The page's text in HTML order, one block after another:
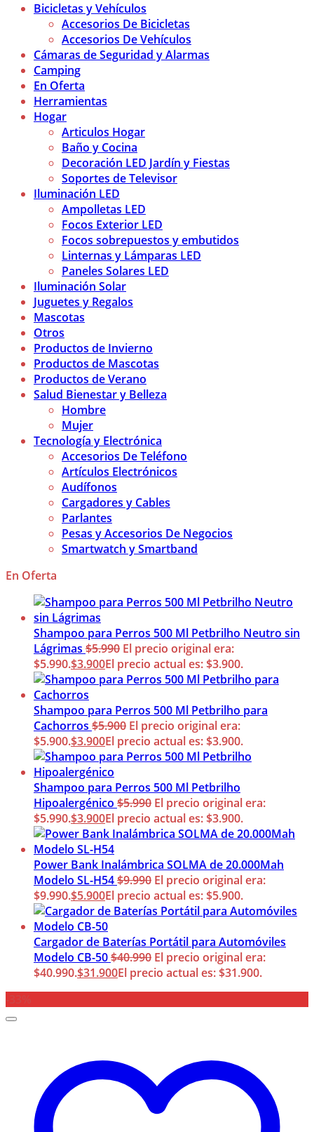
Bicicletas y Vehículos
Accesorios De Bicicletas
Accesorios De Vehículos
Cámaras de Seguridad y Alarmas
Camping
En Oferta
Herramientas
Hogar
Articulos Hogar
Baño y Cocina
Decoración LED Jardín y Fiestas
Soportes de Televisor
Iluminación LED
Ampolletas LED
Focos Exterior LED
Focos sobrepuestos y embutidos
Linternas y Lámparas LED
Paneles Solares LED
Iluminación Solar
Juguetes y Regalos
Mascotas
Otros
Productos de Invierno
Productos de Mascotas
Productos de Verano
Salud Bienestar y Belleza
Hombre
Mujer
Tecnología y Electrónica
Accesorios De Teléfono
Artículos Electrónicos
Audífonos
Cargadores y Cables
Parlantes
Pesas y Accesorios De Negocios
Smartwatch y Smartband
En Oferta
Shampoo para Perros 500 Ml Petbrilho Neutro sin
Lágrimas $5.990 El precio original era:
$5.990.$3.900El precio actual es: $3.900.
Shampoo para Perros 500 Ml Petbrilho para
Cachorros $5.900 El precio original era:
$5.900.$3.900El precio actual es: $3.900.
Shampoo para Perros 500 Ml Petbrilho
Hipoalergénico $5.990 El precio original era:
$5.990.$3.900El precio actual es: $3.900.
Power Bank Inalámbrica SOLMA de 20.000Mah
Modelo SL-H54$9.990 El precio original era:
$9.990.$5.900El precio actual es: $5.900.
Cargador de Baterías Portátil para Automóviles
Modelo CB-50$40.990 El precio original era:
$40.990.$31.900El precio actual es: $31.900.